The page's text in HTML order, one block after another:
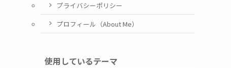
プライバシーポリシー
プロフィール（About Me）
使用しているテーマ